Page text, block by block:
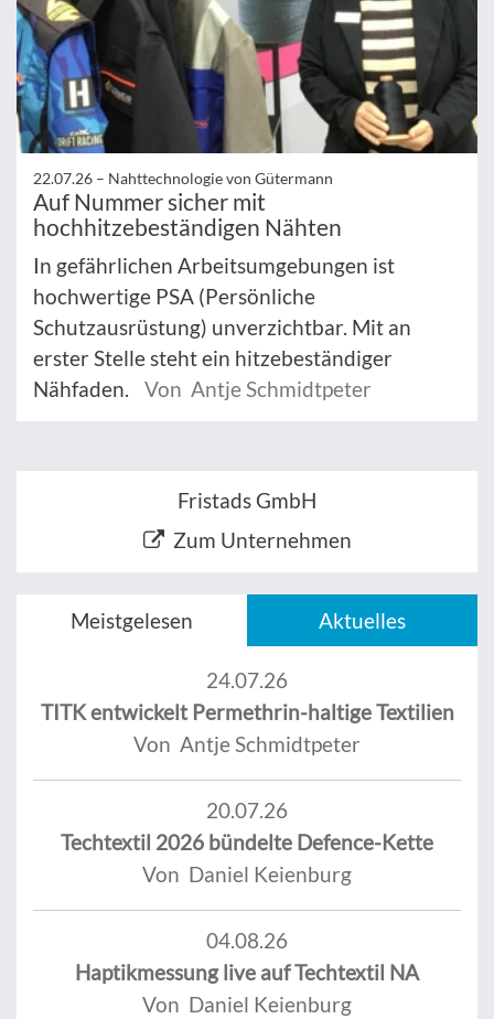
22.07.26 – Nahttechnologie von Gütermann
Auf Nummer sicher mit
hochhitzebeständigen Nähten
In gefährlichen Arbeitsumgebungen ist
hochwertige PSA (Persönliche
Schutzausrüstung) unverzichtbar. Mit an
erster Stelle steht ein hitzebeständiger
Nähfaden.
Von Antje Schmidtpeter
Fristads GmbH
Zum Unternehmen
Meistgelesen Aktuelles
24.07.26
TITK entwickelt Permethrin-haltige Textilien
Von Antje Schmidtpeter
20.07.26
Techtextil 2026 bündelte Defence-Kette
Von Daniel Keienburg
04.08.26
Haptikmessung live auf Techtextil NA
Von Daniel Keienburg